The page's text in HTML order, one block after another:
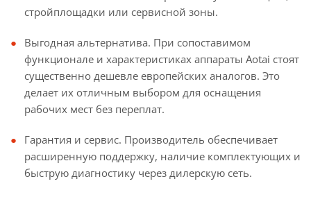
стройплощадки или сервисной зоны.
Выгодная альтернатива. При сопоставимом
функционале и характеристиках аппараты Aotai стоят
существенно дешевле европейских аналогов. Это
делает их отличным выбором для оснащения
рабочих мест без переплат.
Гарантия и сервис. Производитель обеспечивает
расширенную поддержку, наличие комплектующих и
быструю диагностику через дилерскую сеть.